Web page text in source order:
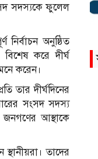
সদস্যকে ফুলেল
নির্বাচন অনুষ্ঠিত
করে দীর্ঘ
করেন।
তার দীর্ঘদিনের
সংসদ সদস্য
জনগণের আস্থাকে
তাদের